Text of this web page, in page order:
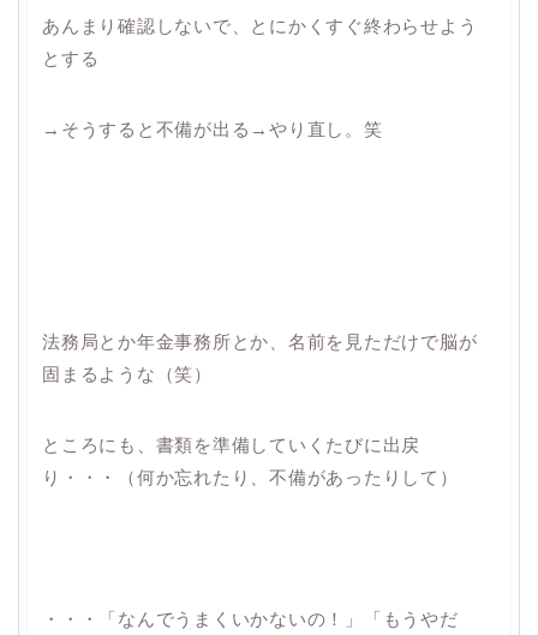
あんまり確認しないで、とにかくすぐ終わらせよう
とする
→そうすると不備が出る→やり直し。笑
法務局とか年金事務所とか、名前を見ただけで脳が
固まるような（笑）
ところにも、書類を準備していくたびに出戻
り・・・（何か忘れたり、不備があったりして）
・・・「なんでうまくいかないの！」「もうやだ